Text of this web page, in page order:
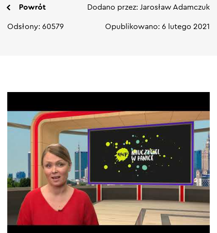
Powrót Dodano przez: Jarosław Adamczuk
Odsłony: 60579 Opublikowano: 6 lutego 2021